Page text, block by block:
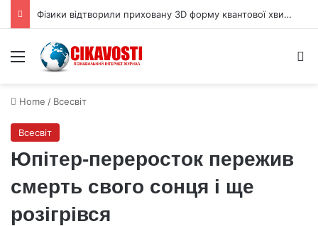
Фізики відтворили приховану 3D форму квантової хвильової функції
Menu
Home / Всесвіт
Всесвіт
Юпітер-переросток пережив
смерть свого сонця і ще
розігрівся